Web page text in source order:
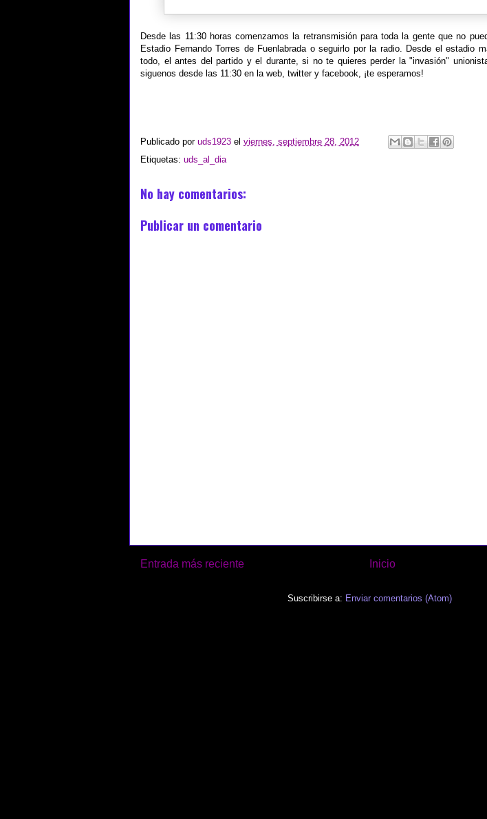
Desde las 11:30 horas comenzamos la retransmisión para toda la gente que no
Estadio Fernando Torres de Fuenlabrada o seguirlo por la radio. Desde el estadio
todo, el antes del partido y el durante, si no te quieres perder la "invasión"
siguenos desde las 11:30 en la web, twitter y facebook, ¡te esperamos!
Publicado por uds1923 el viernes, septiembre 28, 2012
Etiquetas: uds_al_dia
No hay comentarios:
Publicar un comentario
Entrada más reciente Inicio
Suscribirse a: Enviar comentarios (Atom)